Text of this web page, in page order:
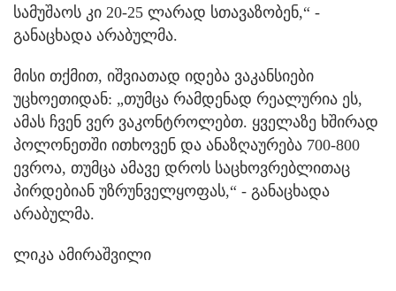
სამუშაოს კი 20-25 ლარად სთავაზობენ,“ -
განაცხადა არაბულმა.
მისი თქმით, იშვიათად იდება ვაკანსიები
უცხოეთიდან: „თუმცა რამდენად რეალურია ეს,
ამას ჩვენ ვერ ვაკონტროლებთ. ყველაზე ხშირად
პოლონეთში ითხოვენ და ანაზღაურება 700-800
ევროა, თუმცა ამავე დროს საცხოვრებლითაც
პირდებიან უზრუნველყოფას,“ - განაცხადა
არაბულმა.
ლიკა ამირაშვილი